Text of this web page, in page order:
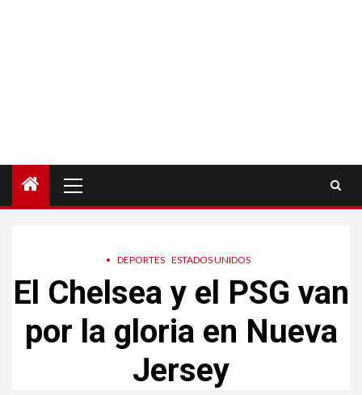
principal
• DEPORTES ESTADOS UNIDOS
El Chelsea y el PSG van
por la gloria en Nueva
Jersey